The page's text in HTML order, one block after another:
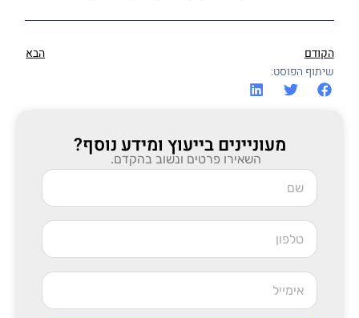
הקודם
הבא
שיתוף הפוסט:
מעוניינים בייעוץ ומידע נוסף?
השאירו פרטים ונשוב בהקדם.